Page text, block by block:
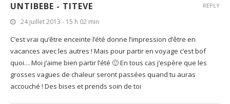
UNTIBEBE - TITEVE
24 juillet 2013 - 15 h 02 min
C’est vrai qu’être enceinte l’été donne l’impression d’être en
vacances avec les autres ! Mais pour partir en voyage c’est bof
quoi… Moi j’aime bien partir l’été 🙂 En tous cas j’espère que les
grosses vagues de chaleur seront passées quand tu auras
accouché ! Des bises et prends soin de toi
REPLY